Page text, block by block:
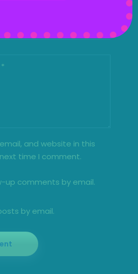
and website in this
time I comment.
up comments by email.
by email.